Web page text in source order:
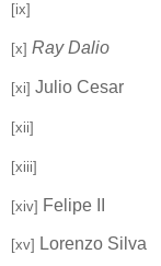
[ix]
[x] Ray Dalio
[xi] Julio Cesar
[xii]
[xiii]
[xiv] Felipe II
[xv] Lorenzo Silva